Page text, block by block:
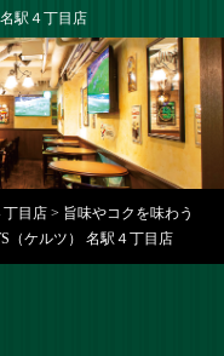
駅４丁目店
丁目店 > 旨味やコクを味わう
（ケルツ） 名駅４丁目店